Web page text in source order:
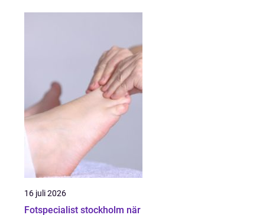
16 juli 2026
Fotspecialist stockholm när